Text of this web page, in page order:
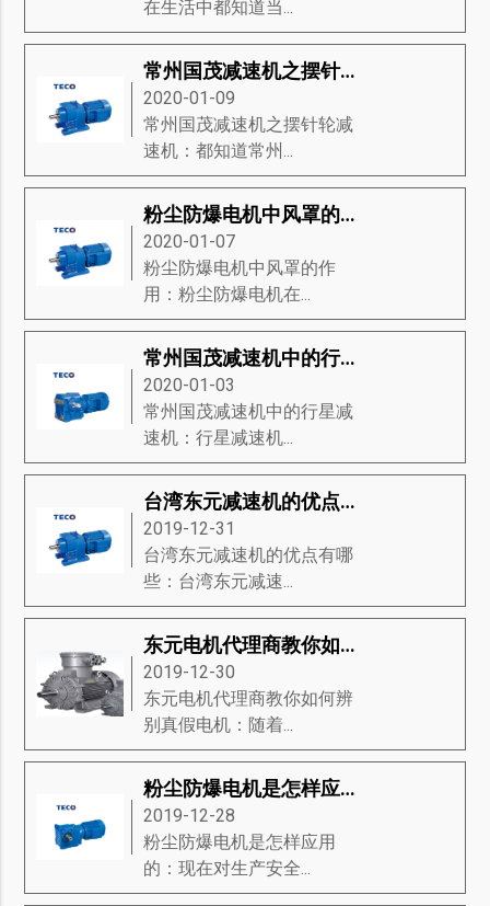
在生活中都知道当...
常州国茂减速机之摆针轮减速机
2020-01-09
常州国茂减速机之摆针轮减
速机：都知道常州...
粉尘防爆电机中风罩的作用
2020-01-07
粉尘防爆电机中风罩的作
用：粉尘防爆电机在...
常州国茂减速机中的行星减速机
2020-01-03
常州国茂减速机中的行星减
速机：行星减速机...
台湾东元减速机的优点有哪些？
2019-12-31
台湾东元减速机的优点有哪
些：台湾东元减速...
东元电机代理商教你如何辨别真假电机
2019-12-30
东元电机代理商教你如何辨
别真假电机：随着...
粉尘防爆电机是怎样应用的
2019-12-28
粉尘防爆电机是怎样应用
的：现在对生产安全...